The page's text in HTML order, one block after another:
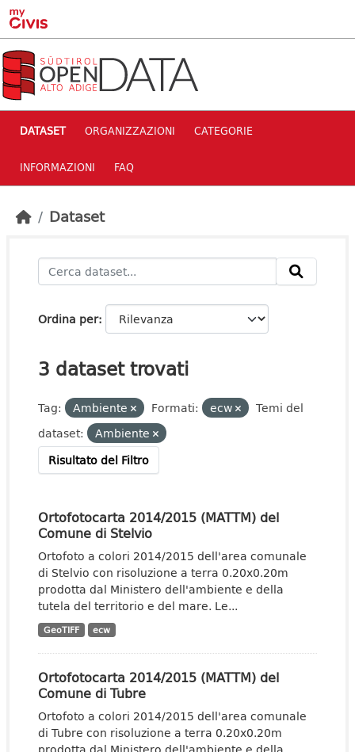
Skip to main content
DATASET ORGANIZZAZIONI CATEGORIE
INFORMAZIONI FAQ
Dataset
Ordina per
3 dataset trovati
Tag: Ambiente Formati: ecw
Temi del
dataset:
Ambiente
Risultato del Filtro
Ortofotocarta 2014/2015 (MATTM) del
Comune di Stelvio
Ortofoto a colori 2014/2015 dell'area comunale
di Stelvio con risoluzione a terra 0.20x0.20m
prodotta dal Ministero dell'ambiente e della
tutela del territorio e del mare. Le...
GeoTIFF ecw
Ortofotocarta 2014/2015 (MATTM) del
Comune di Tubre
Ortofoto a colori 2014/2015 dell'area comunale
di Tubre con risoluzione a terra 0.20x0.20m